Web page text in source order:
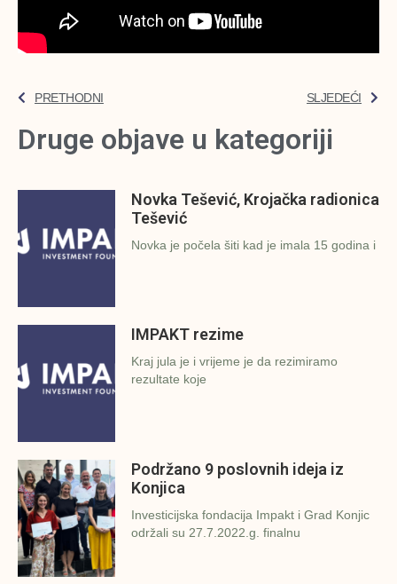
PRETHODNI SLJEDEĆI
Druge objave u kategoriji
Novka Tešević, Krojačka radionica
Tešević
Novka je počela šiti kad je imala 15 godina i
IMPAKT rezime
Kraj jula je i vrijeme je da rezimiramo
rezultate koje
Podržano 9 poslovnih ideja iz
Konjica
Investicijska fondacija Impakt i Grad Konjic
održali su 27.7.2022.g. finalnu